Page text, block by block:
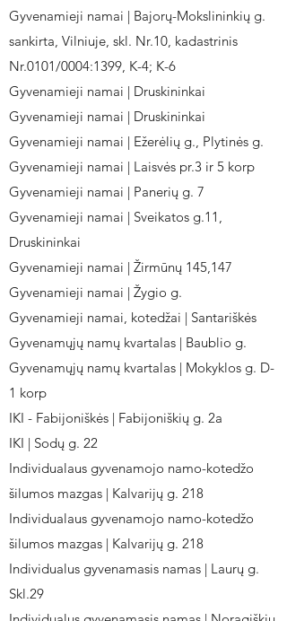
Gyvenamieji namai | Bajorų-Mokslininkių g.
sankirta, Vilniuje, skl. Nr.10, kadastrinis
Nr.0101/0004:1399, K-4; K-6
Gyvenamieji namai | Druskininkai
Gyvenamieji namai | Druskininkai
Gyvenamieji namai | Ežerėlių g., Plytinės g.
Gyvenamieji namai | Laisvės pr.3 ir 5 korp
Gyvenamieji namai | Panerių g. 7
Gyvenamieji namai | Sveikatos g.11,
Druskininkai
Gyvenamieji namai | Žirmūnų 145,147
Gyvenamieji namai | Žygio g.
Gyvenamieji namai, kotedžai | Santariškės
Gyvenamųjų namų kvartalas | Baublio g.
Gyvenamųjų namų kvartalas | Mokyklos g. D-
1 korp
IKI - Fabijoniškės | Fabijoniškių g. 2a
IKI | Sodų g. 22
Individualaus gyvenamojo namo-kotedžo
šilumos mazgas | Kalvarijų g. 218
Individualaus gyvenamojo namo-kotedžo
šilumos mazgas | Kalvarijų g. 218
Individualus gyvenamasis namas | Laurų g.
Skl.29